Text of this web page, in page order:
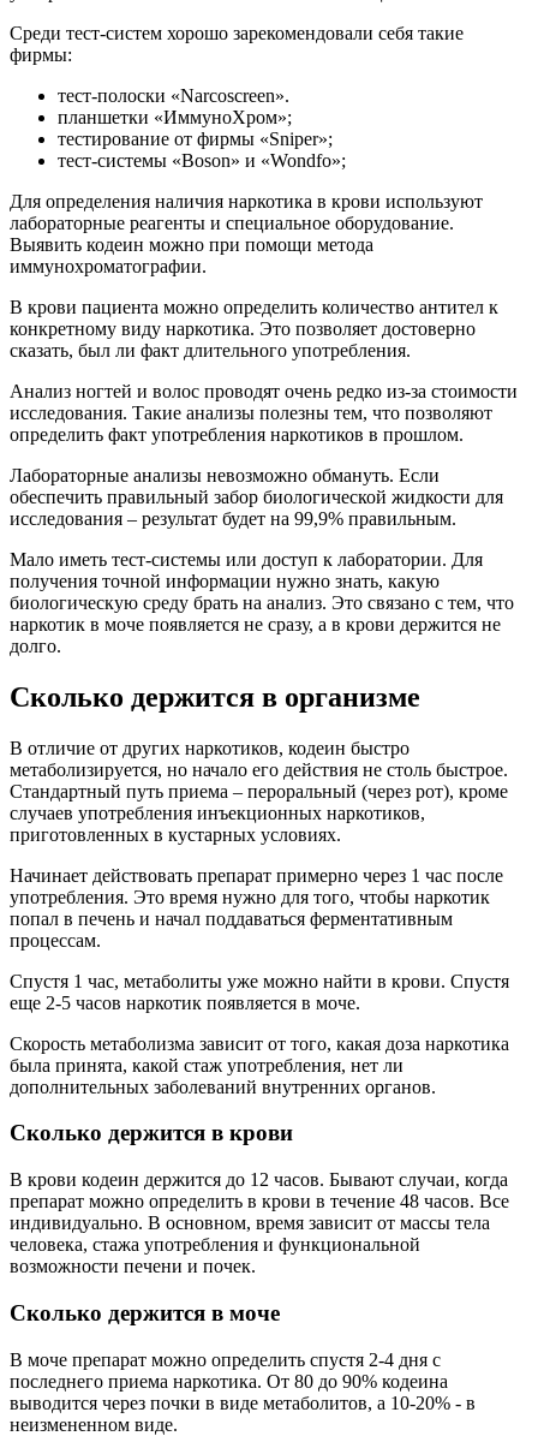
Среди тест-систем хорошо зарекомендовали себя такие
фирмы:
тест-полоски «Narcoscreen».
планшетки «ИммуноХром»;
тестирование от фирмы «Sniper»;
тест-системы «Boson» и «Wondfo»;
Для определения наличия наркотика в крови используют
лабораторные реагенты и специальное оборудование.
Выявить кодеин можно при помощи метода
иммунохроматографии.
В крови пациента можно определить количество антител к
конкретному виду наркотика. Это позволяет достоверно
сказать, был ли факт длительного употребления.
Анализ ногтей и волос проводят очень редко из-за стоимости
исследования. Такие анализы полезны тем, что позволяют
определить факт употребления наркотиков в прошлом.
Лабораторные анализы невозможно обмануть. Если
обеспечить правильный забор биологической жидкости для
исследования – результат будет на 99,9% правильным.
Мало иметь тест-системы или доступ к лаборатории. Для
получения точной информации нужно знать, какую
биологическую среду брать на анализ. Это связано с тем, что
наркотик в моче появляется не сразу, а в крови держится не
долго.
Сколько держится в организме
В отличие от других наркотиков, кодеин быстро
метаболизируется, но начало его действия не столь быстрое.
Стандартный путь приема – пероральный (через рот), кроме
случаев употребления инъекционных наркотиков,
приготовленных в кустарных условиях.
Начинает действовать препарат примерно через 1 час после
употребления. Это время нужно для того, чтобы наркотик
попал в печень и начал поддаваться ферментативным
процессам.
Спустя 1 час, метаболиты уже можно найти в крови. Спустя
еще 2-5 часов наркотик появляется в моче.
Скорость метаболизма зависит от того, какая доза наркотика
была принята, какой стаж употребления, нет ли
дополнительных заболеваний внутренних органов.
Сколько держится в крови
В крови кодеин держится до 12 часов. Бывают случаи, когда
препарат можно определить в крови в течение 48 часов. Все
индивидуально. В основном, время зависит от массы тела
человека, стажа употребления и функциональной
возможности печени и почек.
Сколько держится в моче
В моче препарат можно определить спустя 2-4 дня с
последнего приема наркотика. От 80 до 90% кодеина
выводится через почки в виде метаболитов, а 10-20% - в
неизмененном виде.